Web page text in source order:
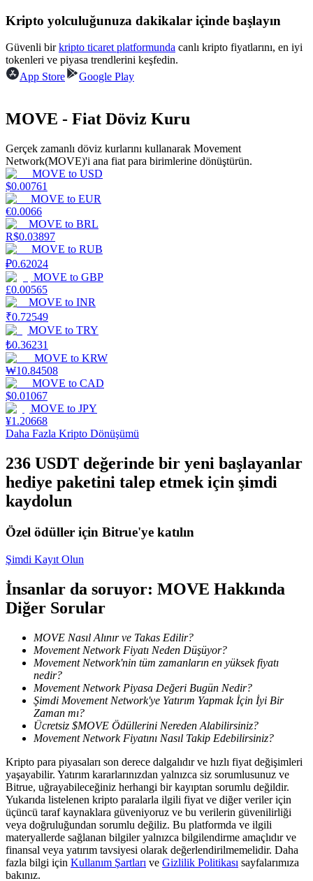
Power Piggy
Staking
Yüksek getiri ve anında erişim
Popüler token'lar kazanmak için esnek staking
BTR Kilitleme
BTR sahiplerine özel yatırımlar
Krediler
Kripto destekli borçlanma hizmeti
Kripto yolculuğunuza dakikalar içinde başlayın
Güvenli birkripto ticaret platformunda canlı kripto fiyatlarını, en iyi
tokenleri ve piyasa trendlerini keşfedin.
App Store
Google Play
MOVE - Fiat Döviz Kuru
Gerçek zamanlı döviz kurlarını kullanarak Movement
Network(MOVE)'i ana fiat para birimlerine dönüştürün.
MOVE to USD
$0.00761
MOVE to EUR
€0.0066
MOVE to BRL
R$0.03897
MOVE to RUB
₽0.62024
MOVE to GBP
£0.00565
MOVE to INR
₹0.72549
MOVE to TRY
₺0.36231
MOVE to KRW
₩10.84508
MOVE to CAD
$0.01067
MOVE to JPY
¥1.20668
Daha Fazla Kripto Dönüşümü
236 USDT değerinde bir yeni başlayanlar
hediye paketini talep etmek için şimdi
kaydolun
Özel ödüller için Bitrue'ye katılın
Şimdi Kayıt Olun
İnsanlar da soruyor: MOVE Hakkında
Diğer Sorular
MOVE Nasıl Alınır ve Takas Edilir?
Movement Network Fiyatı Neden Düşüyor?
Movement Network'nin tüm zamanların en yüksek fiyatı
nedir?
Movement Network Piyasa Değeri Bugün Nedir?
Şimdi Movement Network'ye Yatırım Yapmak İçin İyi Bir
Zaman mı?
Ücretsiz $MOVE Ödüllerini Nereden Alabilirsiniz?
Movement Network Fiyatını Nasıl Takip Edebilirsiniz?
Kripto para piyasaları son derece dalgalıdır ve hızlı fiyat değişimleri
yaşayabilir. Yatırım kararlarınızdan yalnızca siz sorumlusunuz ve
Bitrue, uğrayabileceğiniz herhangi bir kayıptan sorumlu değildir.
Yukarıda listelenen kripto paralarla ilgili fiyat ve diğer veriler için
üçüncü taraf kaynaklara güveniyoruz ve bu verilerin güvenilirliği
veya doğruluğundan sorumlu değiliz. Bu platformda ve ilgili
materyallerde sağlanan bilgiler yalnızca bilgilendirme amaçlıdır ve
finansal veya yatırım tavsiyesi olarak değerlendirilmemelidir. Daha
fazla bilgi için Kullanım Şartları ve Gizlilik Politikası sayfalarımıza
bakınız.